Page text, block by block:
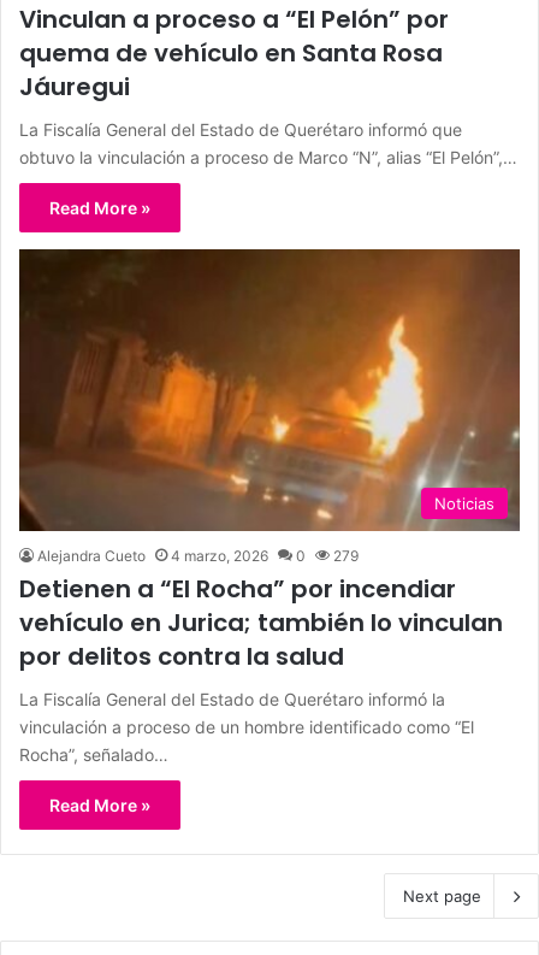
Vinculan a proceso a “El Pelón” por
quema de vehículo en Santa Rosa
Jáuregui
La Fiscalía General del Estado de Querétaro informó que
obtuvo la vinculación a proceso de Marco “N”, alias “El Pelón”,…
Read More »
Noticias
Alejandra Cueto 4 marzo, 2026 0 279
Detienen a “El Rocha” por incendiar
vehículo en Jurica; también lo vinculan
por delitos contra la salud
La Fiscalía General del Estado de Querétaro informó la
vinculación a proceso de un hombre identificado como “El
Rocha”, señalado…
Read More »
Next page